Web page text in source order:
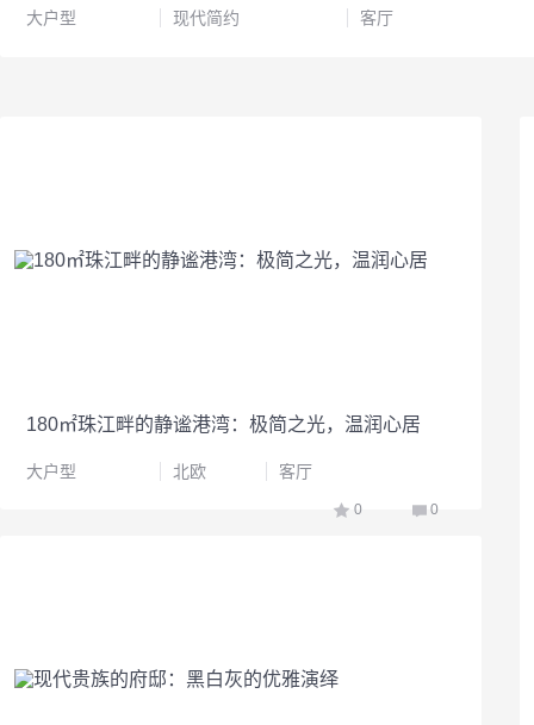
大户型 现代简约 客厅
180㎡珠江畔的静谧港湾：极简之光，温润心居
大户型 北欧 客厅
0 0